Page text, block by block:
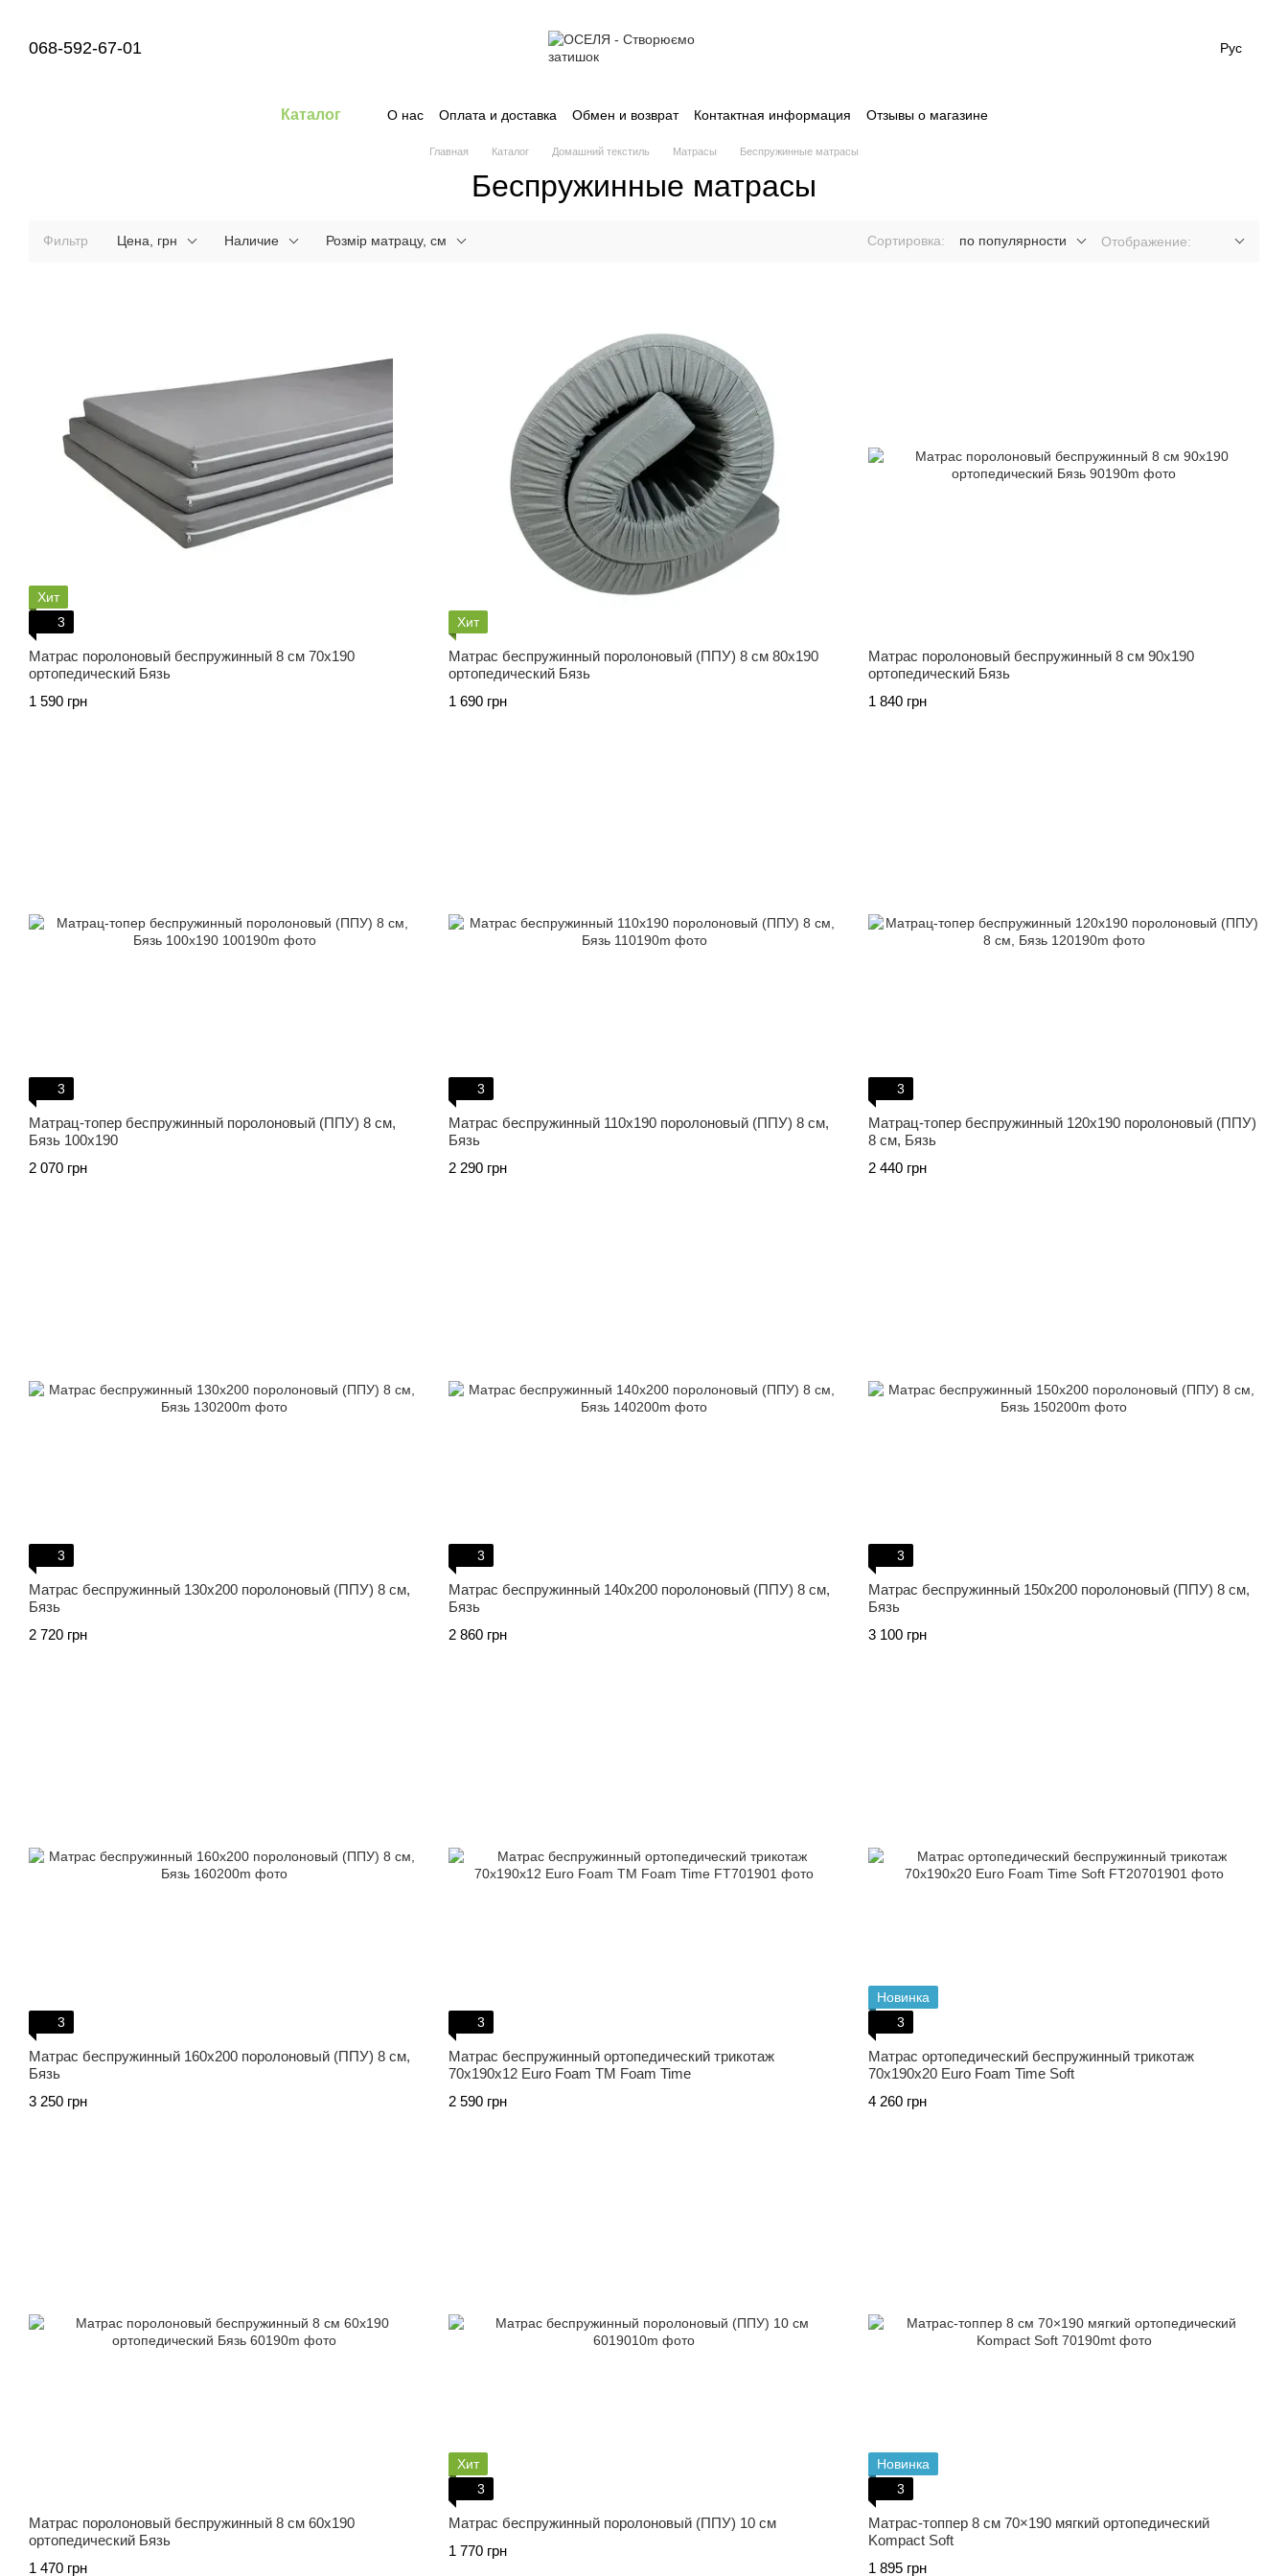
068-592-67-01 Рус
Каталог О нас Оплата и доставка Обмен и возврат Контактная информация Отзывы о магазине
Главная Каталог Домашний текстиль Матрасы Беспружинные матрасы
Беспружинные матрасы
Фильтр Цена, грн Наличие Розмір матрацу, см Сортировка: по популярности Отображение:
Хит
3
Матрас поролоновый беспружинный 8 см 70х190
ортопедический Бязь
1 590 грн
Хит
Матрас беспружинный поролоновый (ППУ) 8 см 80х190
ортопедический Бязь
1 690 грн
Матрас поролоновый беспружинный 8 см 90х190
ортопедический Бязь
1 840 грн
3
Матрац-топер беспружинный поролоновый (ППУ) 8 см,
Бязь 100х190
2 070 грн
3
Матрас беспружинный 110х190 поролоновый (ППУ) 8 см,
Бязь
2 290 грн
3
Матрац-топер беспружинный 120х190 поролоновый (ППУ)
8 см, Бязь
2 440 грн
3
Матрас беспружинный 130х200 поролоновый (ППУ) 8 см,
Бязь
2 720 грн
3
Матрас беспружинный 140х200 поролоновый (ППУ) 8 см,
Бязь
2 860 грн
3
Матрас беспружинный 150х200 поролоновый (ППУ) 8 см,
Бязь
3 100 грн
3
Матрас беспружинный 160х200 поролоновый (ППУ) 8 см,
Бязь
3 250 грн
3
Матрас беспружинный ортопедический трикотаж
70х190х12 Euro Foam ТМ Foam Time
2 590 грн
Новинка
3
Матрас ортопедический беспружинный трикотаж
70х190х20 Euro Foam Time Soft
4 260 грн
Матрас поролоновый беспружинный 8 см 60х190
ортопедический Бязь
1 470 грн
Хит
3
Матрас беспружинный поролоновый (ППУ) 10 см
1 770 грн
Новинка
3
Матрас-топпер 8 см 70×190 мягкий ортопедический
Kompact Soft
1 895 грн